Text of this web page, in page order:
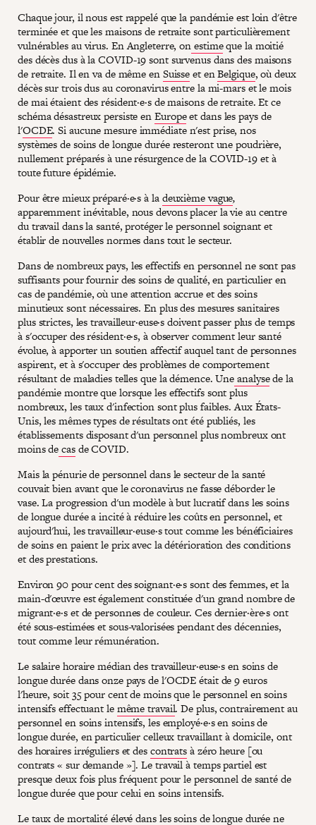
Chaque jour, il nous est rappelé que la pandémie est loin d'être
terminée et que les maisons de retraite sont particulièrement
vulnérables au virus. En Angleterre, onestimeque la moitié
des décès dus à la COVID-19 sont survenus dans des maisons
de retraite. Il en va de même enSuisseet enBelgique, où deux
décès sur trois dus au coronavirus entre la mi-mars et le mois
de mai étaient des résident·e·s de maisons de retraite. Et ce
schéma désastreux persiste enEuropeet dans les pays de
l'OCDE. Si aucune mesure immédiate n'est prise, nos
systèmes de soins de longue durée resteront une poudrière,
nullement préparés à une résurgence de la COVID-19 et à
toute future épidémie.
Pour être mieux préparé·e·s à ladeuxième vague,
apparemment inévitable, nous devons placer la vie au centre
du travail dans la santé, protéger le personnel soignant et
établir de nouvelles normes dans tout le secteur.
Dans de nombreux pays, les effectifs en personnel ne sont pas
suffisants pour fournir des soins de qualité, en particulier en
cas de pandémie, où une attention accrue et des soins
minutieux sont nécessaires. En plus des mesures sanitaires
plus strictes, les travailleur·euse·s doivent passer plus de temps
à s'occuper des résident·e·s, à observer comment leur santé
évolue, à apporter un soutien affectif auquel tant de personnes
aspirent, et à s'occuper des problèmes de comportement
résultant de maladies telles que la démence. Uneanalysede la
pandémie montre que lorsque les effectifs sont plus
nombreux, les taux d'infection sont plus faibles. Aux États-
Unis, les mêmes types de résultats ont été publiés, les
établissements disposant d'un personnel plus nombreux ont
moins decasde COVID.
Mais la pénurie de personnel dans le secteur de la santé
couvait bien avant que le coronavirus ne fasse déborder le
vase. La progression d'un modèle à but lucratif dans les soins
de longue durée a incité à réduire les coûts en personnel, et
aujourd'hui, les travailleur·euse·s tout comme les bénéficiaires
de soins en paient le prix avec la détérioration des conditions
et des prestations.
Environ 90 pour cent des soignant·e·s sont des femmes, et la
main-d'œuvre est également constituée d'un grand nombre de
migrant·e·s et de personnes de couleur. Ces dernier·ère·s ont
été sous-estimées et sous-valorisées pendant des décennies,
tout comme leur rémunération.
Le salaire horaire médian des travailleur·euse·s en soins de
longue durée dans onze pays de l'OCDE était de 9 euros
l'heure, soit 35 pour cent de moins que le personnel en soins
intensifs effectuant lemême travail. De plus, contrairement au
personnel en soins intensifs, les employé·e·s en soins de
longue durée, en particulier celleux travaillant à domicile, ont
des horaires irréguliers et descontratsà zéro heure [ou
contrats « sur demande »]. Le travail à temps partiel est
presque deux fois plus fréquent pour le personnel de santé de
longue durée que pour celui en soins intensifs.
Le taux de mortalité élevé dans les soins de longue durée ne